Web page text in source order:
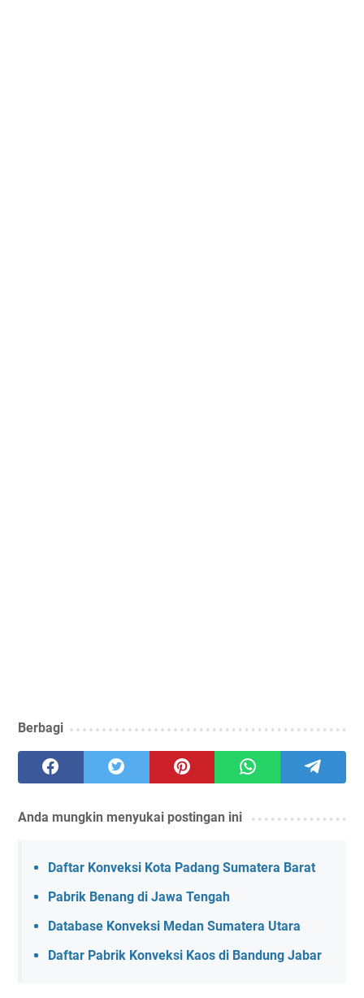
Berbagi
Anda mungkin menyukai postingan ini
Daftar Konveksi Kota Padang Sumatera Barat
Pabrik Benang di Jawa Tengah
Database Konveksi Medan Sumatera Utara
Daftar Pabrik Konveksi Kaos di Bandung Jabar